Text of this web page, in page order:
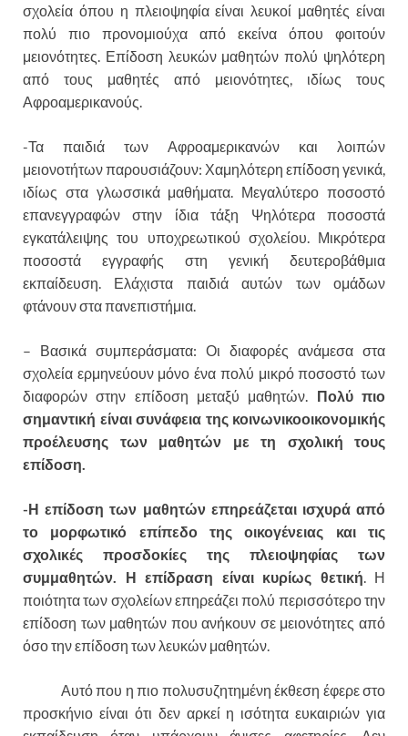
σχολεία όπου η πλειοψηφία είναι λευκοί μαθητές είναι
πολύ πιο προνομιούχα από εκείνα όπου φοιτούν
μειονότητες. Επίδοση λευκών μαθητών πολύ ψηλότερη
από τους μαθητές από μειονότητες, ιδίως τους
Αφροαμερικανούς.
-Τα παιδιά των Αφροαμερικανών και λοιπών
μειονοτήτων παρουσιάζουν: Χαμηλότερη επίδοση γενικά,
ιδίως στα γλωσσικά μαθήματα. Μεγαλύτερο ποσοστό
επανεγγραφών στην ίδια τάξη Ψηλότερα ποσοστά
εγκατάλειψης του υποχρεωτικού σχολείου. Μικρότερα
ποσοστά εγγραφής στη γενική δευτεροβάθμια
εκπαίδευση. Ελάχιστα παιδιά αυτών των ομάδων
φτάνουν στα πανεπιστήμια.
– Βασικά συμπεράσματα: Οι διαφορές ανάμεσα στα
σχολεία ερμηνεύουν μόνο ένα πολύ μικρό ποσοστό των
διαφορών στην επίδοση μεταξύ μαθητών. Πολύ πιο
σημαντική είναι συνάφεια της κοινωνικοοικονομικής
προέλευσης των μαθητών με τη σχολική τους
επίδοση.
-Η επίδοση των μαθητών επηρεάζεται ισχυρά από
το μορφωτικό επίπεδο της οικογένειας και τις
σχολικές προσδοκίες της πλειοψηφίας των
συμμαθητών. Η επίδραση είναι κυρίως θετική. Η
ποιότητα των σχολείων επηρεάζει πολύ περισσότερο την
επίδοση των μαθητών που ανήκουν σε μειονότητες από
όσο την επίδοση των λευκών μαθητών.
Αυτό που η πιο πολυσυζητημένη έκθεση έφερε στο
προσκήνιο είναι ότι δεν αρκεί η ισότητα ευκαιριών για